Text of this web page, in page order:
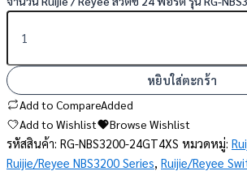
หยิบใส่ตะกร้า
Add to CompareAdded
Add to Wishlist
Browse Wishlist
รหัสสินค้า: RG-NBS3200-24GT4XS หมวดหมู่:
Ruijie/Reyee NBS3200 Series, Ruijie/Reyee